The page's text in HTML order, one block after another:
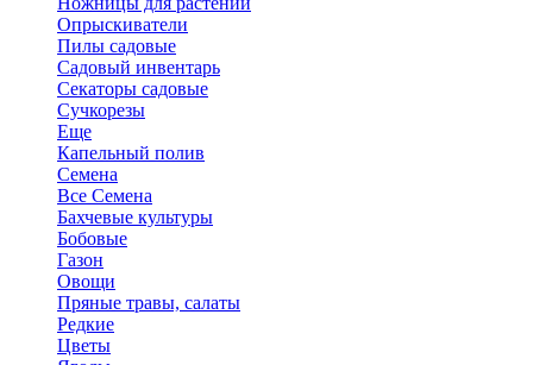
Опрыскиватели
Пилы садовые
Садовый инвентарь
Секаторы садовые
Сучкорезы
Еще
Капельный полив
Семена
Все Семена
Бахчевые культуры
Бобовые
Газон
Овощи
Пряные травы, салаты
Редкие
Цветы